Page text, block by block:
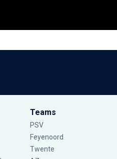
Teams
PSV
Feyenoord
Twente